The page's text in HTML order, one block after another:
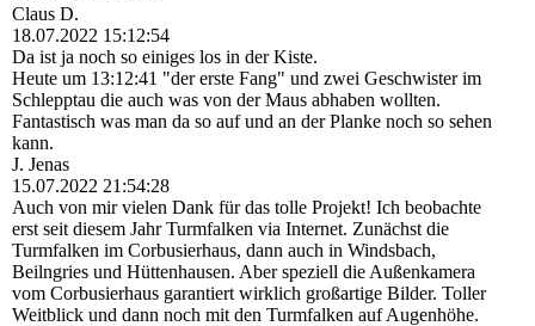
Claus D.
18.07.2022 15:12:54
Da ist ja noch so einiges los in der Kiste.
Heute um 13:12:41 "der erste Fang" und zwei Geschwister im
Schlepptau die auch was von der Maus abhaben wollten.
Fantastisch was man da so auf und an der Planke noch so sehen
kann.
J. Jenas
15.07.2022 21:54:28
Auch von mir vielen Dank für das tolle Projekt! Ich beobachte
erst seit diesem Jahr Turmfalken via Internet. Zunächst die
Turmfalken im Corbusierhaus, dann auch in Windsbach,
Beilngries und Hüttenhausen. Aber speziell die Außenkamera
vom Corbusierhaus garantiert wirklich großartige Bilder. Toller
Weitblick und dann noch mit den Turmfalken auf Augenhöhe.